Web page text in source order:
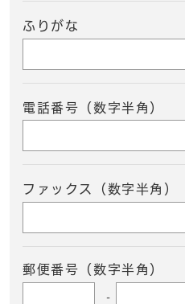
ふりがな
電話番号（数字半角）
ファックス（数字半角）
郵便番号（数字半角）
-